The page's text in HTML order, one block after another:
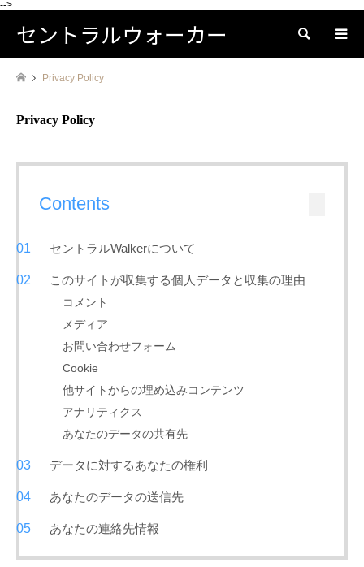
-->
セントラルウォーカー 検索
Privacy Policy
Privacy Policy
Contents
セントラルWalkerについて
このサイトが収集する個人データと収集の理由
コメント
メディア
お問い合わせフォーム
Cookie
他サイトからの埋め込みコンテンツ
アナリティクス
あなたのデータの共有先
データに対するあなたの権利
あなたのデータの送信先
あなたの連絡先情報